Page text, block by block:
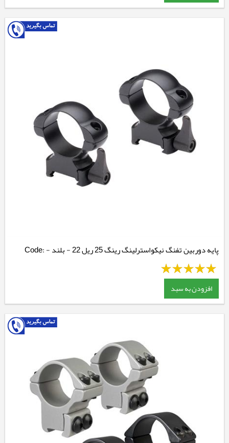
پایه دوربین تفنگ نیکواسترلینگ رینگ 25 ریل 22 - بلند - Code:
NSMQR1WH
افزودن به سبد